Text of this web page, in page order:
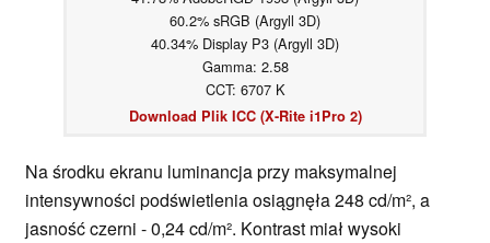
60.2% sRGB (Argyll 3D)
40.34% Display P3 (Argyll 3D)
Gamma: 2.58
CCT: 6707 K
Download Plik ICC (X-Rite i1Pro 2)
Na środku ekranu luminancja przy maksymalnej
intensywności podświetlenia osiągnęła 248 cd/m², a
jasność czerni - 0,24 cd/m². Kontrast miał wysoki